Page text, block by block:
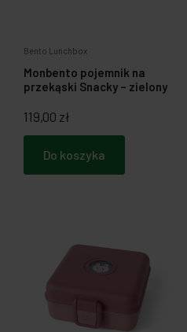
Bento Lunchbox
Monbento pojemnik na
przekąski Snacky – zielony
119,00 zł
Do koszyka